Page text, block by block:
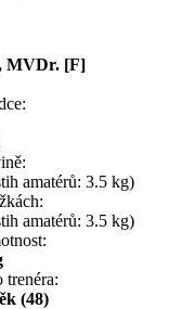
MVDr. [F]
amatérů: 3.5 kg)
amatérů: 3.5 kg)
trenéra:
(48)